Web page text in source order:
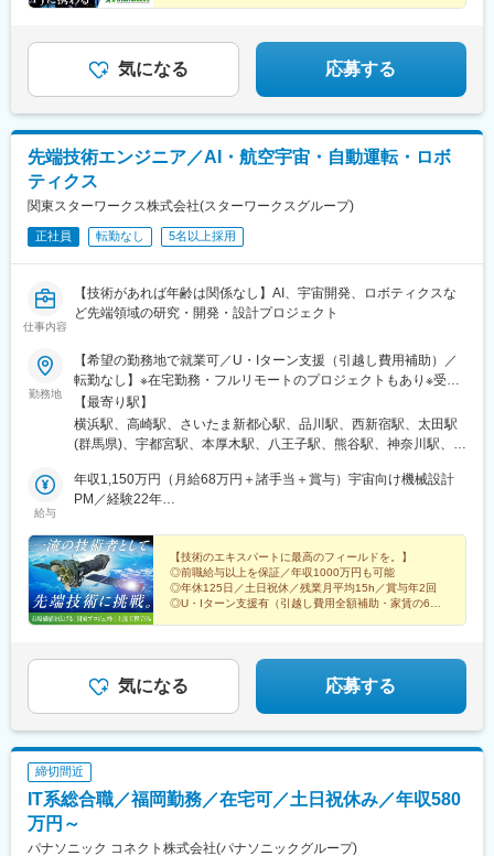
気になる 応募する
先端技術エンジニア／AI・航空宇宙・自動運転・ロボ
ティクス
関東スターワークス株式会社(スターワークスグループ)
正社員 転勤なし 5名以上採用
仕事内容
【技術があれば年齢は関係なし】AI、宇宙開発、ロボティクスな
ど先端領域の研究・開発・設計プロジェクト
勤務地
【希望の勤務地で就業可／U・Iターン支援（引越し費用補助）／
転勤なし】※在宅勤務・フルリモートのプロジェクトもあり※受動
喫煙対策：禁煙（配属先企業による）【事業拠点】■横浜テクニカ
ルセンター神奈川県横浜市神奈川区金港町1番地4 横浜イーストス
クエア3F■群馬テクニカルセンター群馬県高崎市栄町16-11 高崎
宮区吉敷町4ｰ262ｰ16 マルキユービル７F■品川オフィス東京都港
区港南2-15-1 品川インターシティA棟28F■新宿オフィス東京都新
田市西矢島町714-1■宇都宮オフィス栃木県宇都宮市大通り5丁目
1-11■厚木オフィス神奈川県厚木市中町3丁目13-8 アイリスヴェー
ル141ビル7F■八王子オフィス東京都八王子市明神町3-20-5エイト
ビル3階■熊谷オフィス埼玉県熊谷市筑波2-56-3 渡辺総合ビル5階
【最寄り駅】
横浜駅、高崎駅、さいたま新都心駅、品川駅、西新宿駅、太田駅
(群馬県)、宇都宮駅、本厚木駅、八王子駅、熊谷駅、神奈川駅、北
上熊谷駅、新高島駅、西新宿五丁目駅
給与
年収1,150万円（月給68万円＋諸手当＋賞与）宇宙向け機械設計
PM／経験22年
発／経験15年
【技術のエキスパートに最高のフィールドを。】
◎前職給与以上を保証／年収1000万円も可能
◎年休125日／土日祝休／残業月平均15h／賞与年2回
◎U・Iターン支援有（引越し費用全額補助・家賃の6割
気になる 応募する
締切間近
IT系総合職／福岡勤務／在宅可／土日祝休み／年収580
万円～
パナソニック コネクト株式会社(パナソニックグループ)